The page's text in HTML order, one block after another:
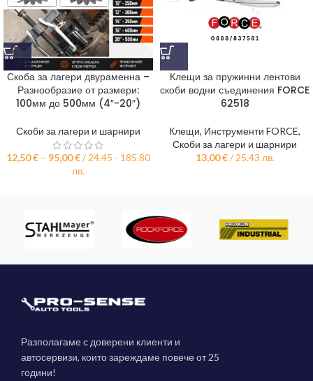
Скоба за лагери двураменна –
Разнообразие от размери:
100мм до 500мм (4″-20″)
Скоби за лагери и шарнири
12,50€ – 95,00€/ 24.45 - 185.80
лв.
Клещи за пружинни лентови
скоби водни съединения FORCE
62518
Клещи, Инструменти FORCE,
Скоби за лагери и шарнири
13,00€ / 25.43 лв.
Разполагаме с доверени клиенти и
автосервизи, които зареждаме повече от 25
години!